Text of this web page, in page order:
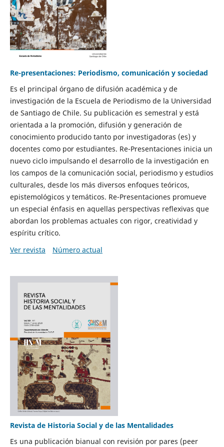
Re-presentaciones: Periodismo, comunicación y sociedad
Es el principal órgano de difusión académica y de
investigación de la Escuela de Periodismo de la Universidad
de Santiago de Chile. Su publicación es semestral y está
orientada a la promoción, difusión y generación de
conocimiento producido tanto por investigadoras (es) y
docentes como por estudiantes. Re-Presentaciones inicia un
nuevo ciclo impulsando el desarrollo de la investigación en
los campos de la comunicación social, periodismo y estudios
culturales, desde los más diversos enfoques teóricos,
epistemológicos y temáticos. Re-Presentaciones promueve
un especial énfasis en aquellas perspectivas reflexivas que
abordan los problemas actuales con rigor, creatividad y
espíritu crítico.
Ver revista
Número actual
Revista de Historia Social y de las Mentalidades
Es una publicación bianual con revisión por pares (peer